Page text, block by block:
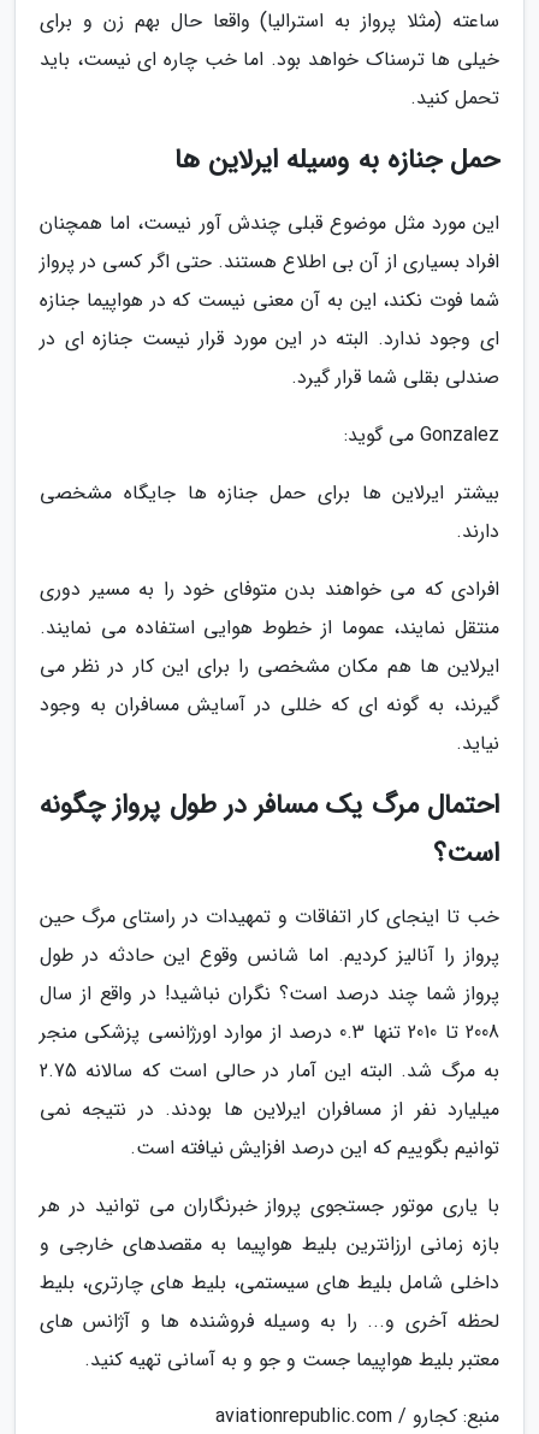
ساعته (مثلا پرواز به استرالیا) واقعا حال بهم زن و برای
خیلی ها ترسناک خواهد بود. اما خب چاره ای نیست، باید
تحمل کنید.
حمل جنازه به وسیله ایرلاین ها
این مورد مثل موضوع قبلی چندش آور نیست، اما همچنان
افراد بسیاری از آن بی اطلاع هستند. حتی اگر کسی در پرواز
شما فوت نکند، این به آن معنی نیست که در هواپیما جنازه
ای وجود ندارد. البته در این مورد قرار نیست جنازه ای در
صندلی بقلی شما قرار گیرد.
Gonzalez می گوید:
بیشتر ایرلاین ها برای حمل جنازه ها جایگاه مشخصی
دارند.
افرادی که می خواهند بدن متوفای خود را به مسیر دوری
منتقل نمایند، عموما از خطوط هوایی استفاده می نمایند.
ایرلاین ها هم مکان مشخصی را برای این کار در نظر می
گیرند، به گونه ای که خللی در آسایش مسافران به وجود
نیاید.
احتمال مرگ یک مسافر در طول پرواز چگونه
است؟
خب تا اینجای کار اتفاقات و تمهیدات در راستای مرگ حین
پرواز را آنالیز کردیم. اما شانس وقوع این حادثه در طول
پرواز شما چند درصد است؟ نگران نباشید! در واقع از سال
2008 تا 2010 تنها 0.3 درصد از موارد اورژانسی پزشکی منجر
به مرگ شد. البته این آمار در حالی است که سالانه 2.75
میلیارد نفر از مسافران ایرلاین ها بودند. در نتیجه نمی
توانیم بگوییم که این درصد افزایش نیافته است.
با یاری موتور جستجوی پرواز خبرنگاران می توانید در هر
بازه زمانی ارزانترین بلیط هواپیما به مقصدهای خارجی و
داخلی شامل بلیط های سیستمی، بلیط های چارتری، بلیط
لحظه آخری و... را به وسیله فروشنده ها و آژانس های
معتبر بلیط هواپیما جست و جو و به آسانی تهیه کنید.
منبع: کجارو / aviationrepublic.com